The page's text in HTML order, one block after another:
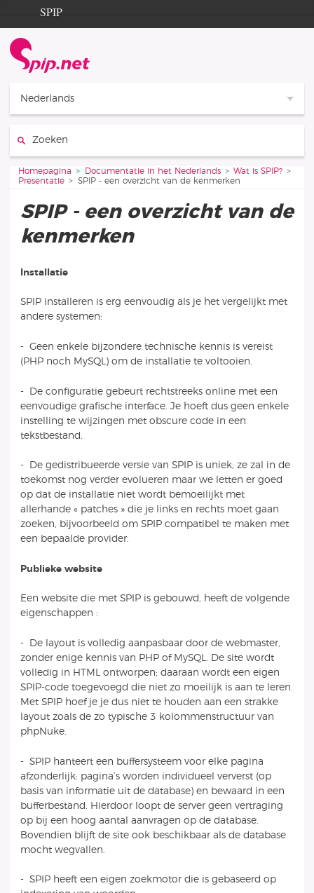
Ga naar de inhoud
Ga naar de navigatie
SPIP
Documentation
Contribution
Nederlands
Je bent hier:
Homepagina Documentatie in het Nederlands
Wat is SPIP?
Presentatie
SPIP - een overzicht van de kenmerken
SPIP - een overzicht van de
kenmerken
Installatie
SPIP installeren is erg eenvoudig als je het vergelijkt met
andere systemen:
- Geen enkele bijzondere technische kennis is vereist
(PHP noch MySQL) om de installatie te voltooien.
- De configuratie gebeurt rechtstreeks online met een
eenvoudige grafische interface. Je hoeft dus geen enkele
instelling te wijzingen met obscure code in een
tekstbestand.
- De gedistribueerde versie van SPIP is uniek; ze zal in de
toekomst nog verder evolueren maar we letten er goed
op dat de installatie niet wordt bemoeilijkt met
allerhande « patches » die je links en rechts moet gaan
zoeken, bijvoorbeeld om SPIP compatibel te maken met
een bepaalde provider.
Publieke website
Een website die met SPIP is gebouwd, heeft de volgende
eigenschappen :
- De layout is volledig aanpasbaar door de webmaster,
zonder enige kennis van PHP of MySQL. De site wordt
volledig in HTML ontworpen; daaraan wordt een eigen
SPIP-code toegevoegd die niet zo moeilijk is aan te leren.
Met SPIP hoef je je dus niet te houden aan een strakke
layout zoals de zo typische 3 kolommenstructuur van
phpNuke.
- SPIP hanteert een buffersysteem voor elke pagina
afzonderlijk: pagina’s worden individueel ververst (op
basis van informatie uit de database) en bewaard in een
bufferbestand. Hierdoor loopt de server geen vertraging
op bij een hoog aantal aanvragen op de database.
Bovendien blijft de site ook beschikbaar als de database
mocht wegvallen.
- SPIP heeft een eigen zoekmotor die is gebaseerd op